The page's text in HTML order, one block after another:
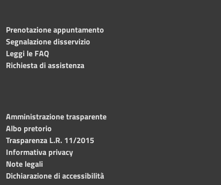
Prenotazione appuntamento
Segnalazione disservizio
Leggi le FAQ
Richiesta di assistenza
Amministrazione trasparente
Albo pretorio
Trasparenza L.R. 11/2015
Informativa privacy
Note legali
Dichiarazione di accessibilità